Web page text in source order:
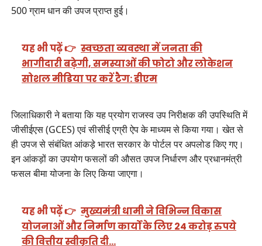
500 ग्राम धान की उपज प्राप्त हुई।
यह भी पढ़ें 👉 स्वच्छता व्यवस्था में जनता की
भागीदारी बढ़ेगी, समस्याओं की फोटो और लोकेशन
सोशल मीडिया पर करें टैग: डीएम
जिलाधिकारी ने बताया कि यह प्रयोग राजस्व उप निरीक्षक की उपस्थिति में
जीसीईएस (GCES) एवं सीसीई एग्री ऐप के माध्यम से किया गया। खेत से
ही उपज से संबंधित आंकड़े भारत सरकार के पोर्टल पर अपलोड किए गए।
इन आंकड़ों का उपयोग फसलों की औसत उपज निर्धारण और प्रधानमंत्री
फसल बीमा योजना के लिए किया जाएगा।
यह भी पढ़ें 👉 मुख्यमंत्री धामी ने विभिन्न विकास
योजनाओं और निर्माण कार्यों के लिए 24 करोड़ रुपये
की वित्तीय स्वीकृति दी…